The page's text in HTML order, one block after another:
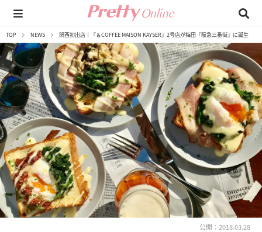
TOP NEWS 関西初出店！『＆COFFEE MAISON KAYSER』2号店が梅田『阪急三番街』に誕生
公開：2018.03.28